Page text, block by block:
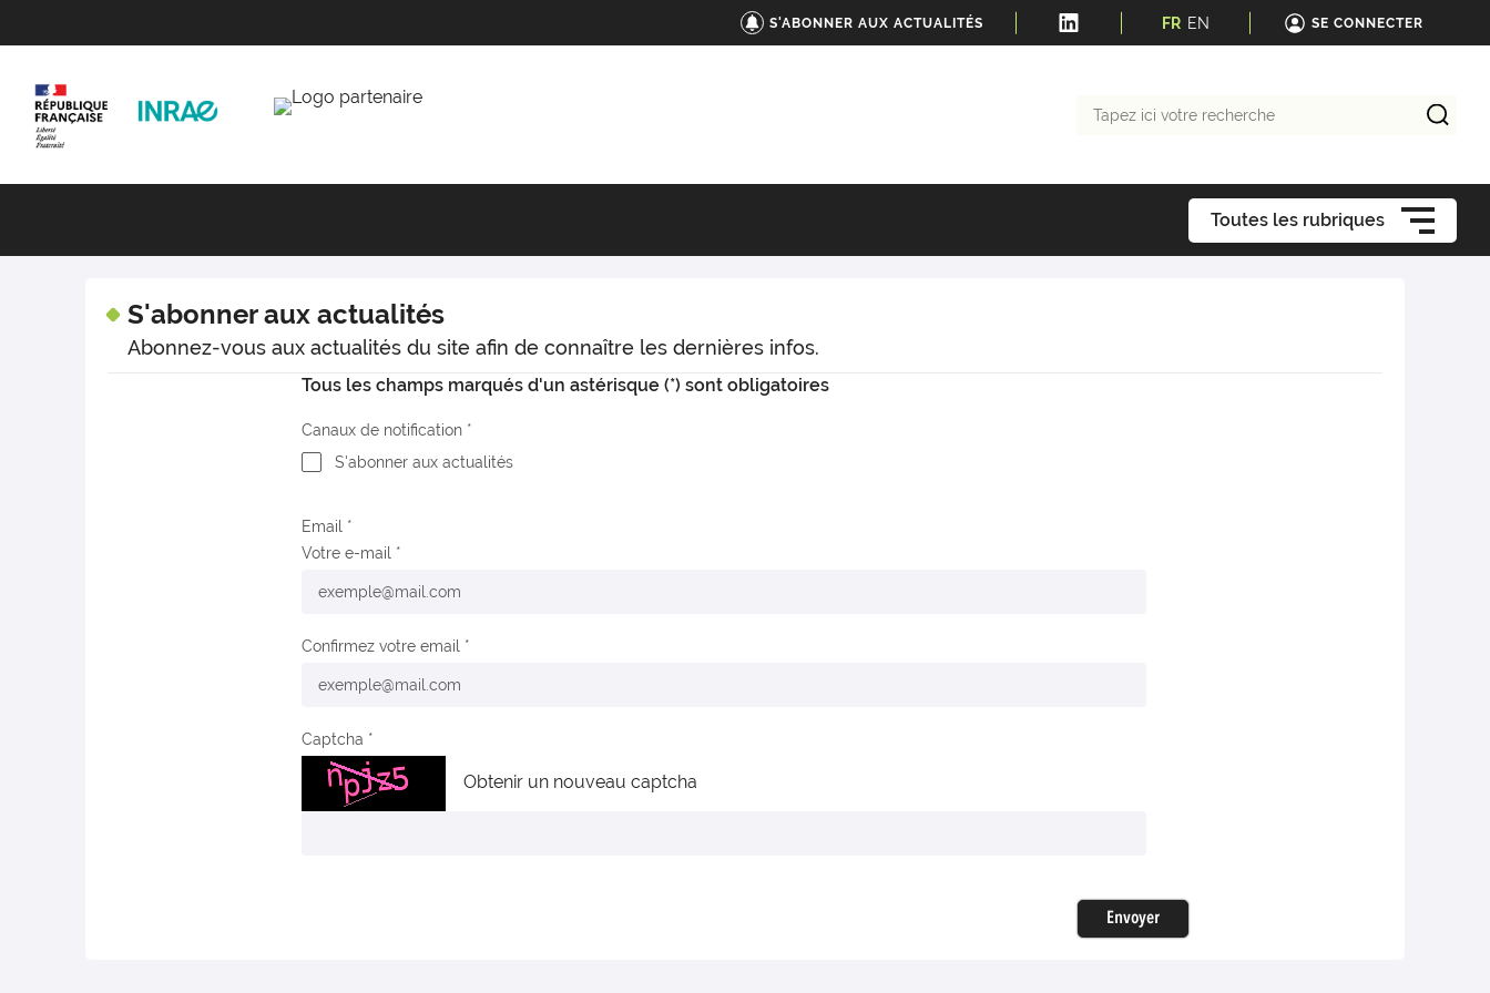
S'ABONNER AUX ACTUALITÉS FR EN SE CONNECTER
Toutes les rubriques
S'abonner aux actualités
Abonnez-vous aux actualités du site afin de connaître les dernières infos.
Tous les champs marqués d'un astérisque (*) sont obligatoires
Canaux de notification
S'abonner aux actualités
Email
Votre e-mail
Confirmez votre email
Captcha
Obtenir un nouveau captcha
Envoyer